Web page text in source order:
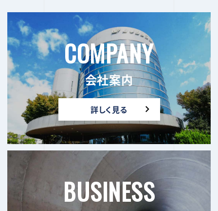
ゲ
ー
シ
ョ
ン
COMPANY
会社案内
詳しく見る
BUSINESS